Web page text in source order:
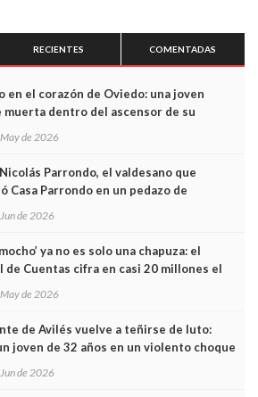
RECIENTES COMENTADAS
en el corazón de Oviedo: una joven
muerta dentro del ascensor de su
las cámaras captan sus últimos minutos
de 2026
Parrondo, el valdesano que
Casa Parrondo en un pedazo de
en Madrid
de 2026
ya no es solo una chapuza: el
de Cuentas cifra en casi 20 millones el
de los trenes que no cabían por los
de 2026
de Avilés vuelve a teñirse de luto:
joven de 32 años en un violento choque
de 2026